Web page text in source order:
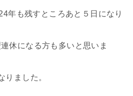
年も残すところあと５日になり
休になる方も多いと思いま
りました。